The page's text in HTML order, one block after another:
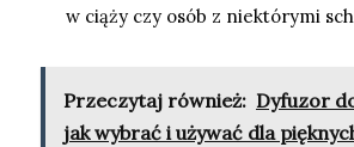
w ciąży czy osób z niektórymi
Przeczytaj również: Dyfuzor
jak wybrać i używać dla